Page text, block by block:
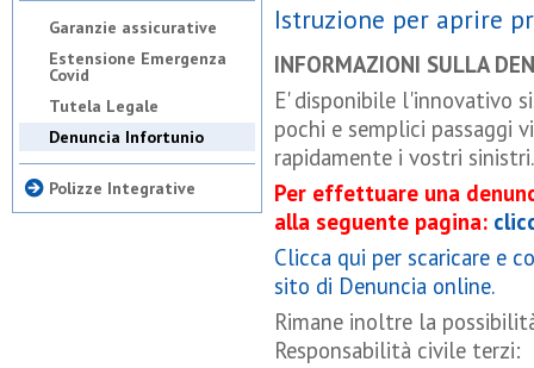
Garanzie assicurative
Estensione Emergenza
Covid
Tutela Legale
Denuncia Infortunio
Polizze Integrative
Istruzione per aprire
INFORMAZIONI SULLA
E' disponibile l'innovativo
pochi e semplici passaggi
rapidamente i vostri sinistri.
Per effettuare una
alla seguente pagina:
Clicca qui per scaricare e
sito di Denuncia online.
Rimane inoltre la
Responsabilità civile terzi: